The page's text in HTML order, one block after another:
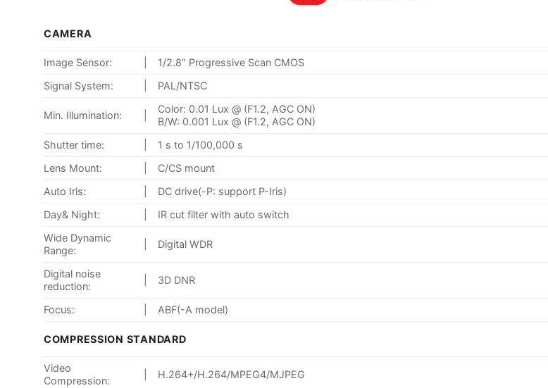
CAMERA
Image Sensor:
1/2.8″ Progressive Scan CMOS
Signal System:
PAL/NTSC
Min. Illumination:
Color: 0.01 Lux @ (F1.2, AGC ON)
B/W: 0.001 Lux @ (F1.2, AGC ON)
Shutter time:
1 s to 1/100,000 s
Lens Mount:
C/CS mount
Auto Iris:
DC drive(-P: support P-Iris)
Day& Night:
IR cut filter with auto switch
Wide Dynamic
Range:
Digital WDR
Digital noise
reduction:
3D DNR
Focus: ABF(-A model)
COMPRESSION STANDARD
Video
Compression:
H.264+/H.264/MPEG4/MJPEG